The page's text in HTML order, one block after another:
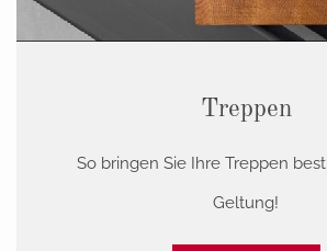
Treppen
So bringen Sie Ihre Treppen
Geltung!